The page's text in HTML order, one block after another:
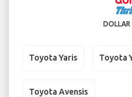
DOLLAR
Toyota Yaris Toyota
Toyota Avensis